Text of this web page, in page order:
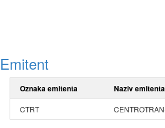
Emitent
Oznaka emitenta Naziv emitenta
CTRT